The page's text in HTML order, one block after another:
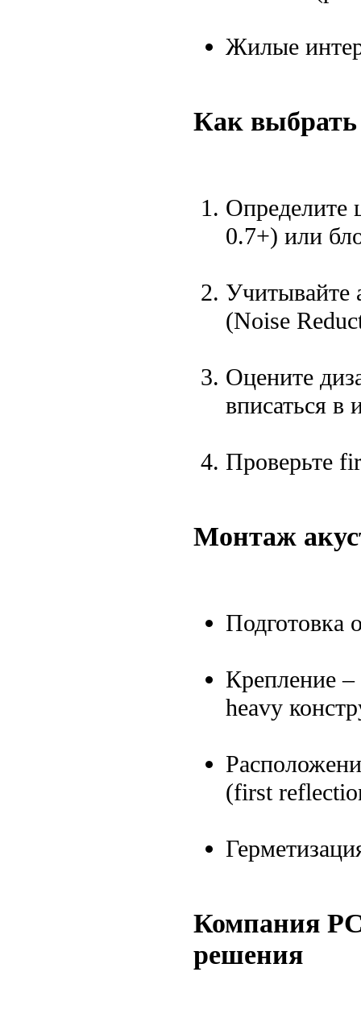
Жилые
Как выбрать
Определите
0.7+) или
Учитывайте
(Noise
Оцените
вписаться в
Проверьте
Монтаж
Подготовка
Крепление –
heavy
(first
Компания
решения